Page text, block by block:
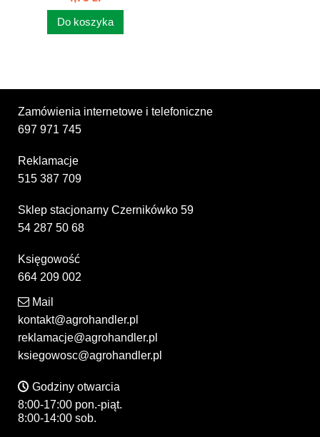
Do koszyka
Zamówienia internetowe i telefoniczne
697 971 745
Reklamacje
515 387 709
Sklep stacjonarny Czernikówko 59
54 287 50 68
Księgowość
664 209 002
Mail
kontakt@agrohandler.pl
reklamacje@agrohandler.pl
ksiegowosc@agrohandler.pl
Godziny otwarcia
8:00-17:00 pon.-piąt.
8:00-14:00 sob.